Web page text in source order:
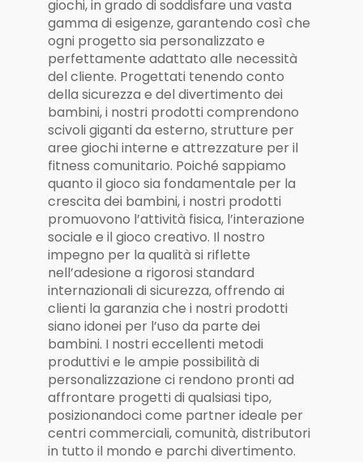
giochi, in grado di soddisfare una vasta
gamma di esigenze, garantendo così che
ogni progetto sia personalizzato e
perfettamente adattato alle necessità
del cliente. Progettati tenendo conto
della sicurezza e del divertimento dei
bambini, i nostri prodotti comprendono
scivoli giganti da esterno, strutture per
aree giochi interne e attrezzature per il
fitness comunitario. Poiché sappiamo
quanto il gioco sia fondamentale per la
crescita dei bambini, i nostri prodotti
promuovono l’attività fisica, l’interazione
sociale e il gioco creativo. Il nostro
impegno per la qualità si riflette
nell’adesione a rigorosi standard
internazionali di sicurezza, offrendo ai
clienti la garanzia che i nostri prodotti
siano idonei per l’uso da parte dei
bambini. I nostri eccellenti metodi
produttivi e le ampie possibilità di
personalizzazione ci rendono pronti ad
affrontare progetti di qualsiasi tipo,
posizionandoci come partner ideale per
centri commerciali, comunità, distributori
in tutto il mondo e parchi divertimento.